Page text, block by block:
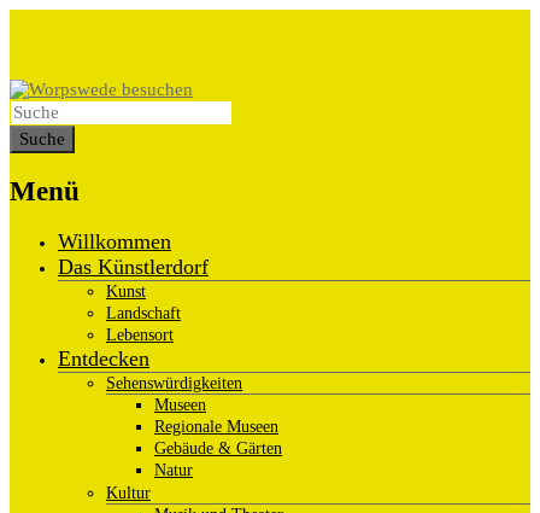
Menü
Willkommen
Das Künstlerdorf
Kunst
Landschaft
Lebensort
Entdecken
Sehenswürdigkeiten
Museen
Regionale Museen
Gebäude & Gärten
Natur
Kultur